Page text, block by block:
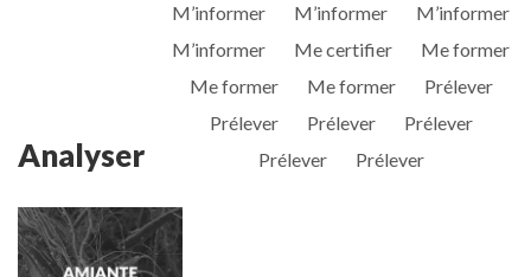
Analyser
M’informer
M’informer
M’informer
M’informer
Me certifier
Me former
Me former
Me former
Prélever
Prélever
Prélever
Prélever
Prélever
Prélever